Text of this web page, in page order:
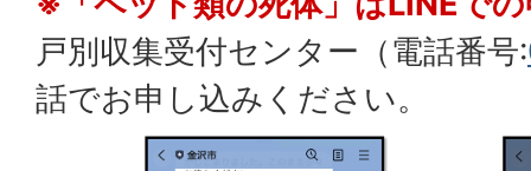
戸別収集受付センター（電話番号:
話でお申し込みください。